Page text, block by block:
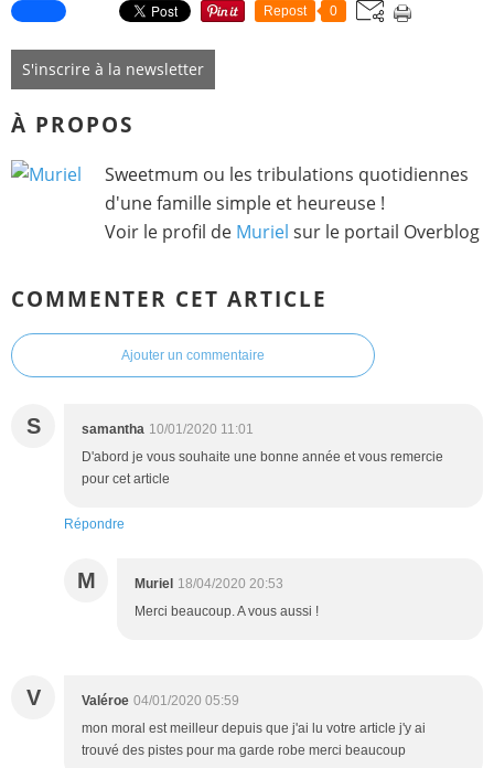
Repost 0
S'inscrire à la newsletter
À PROPOS
Sweetmum ou les tribulations quotidiennes
d'une famille simple et heureuse !
Voir le profil de Muriel sur le portail Overblog
COMMENTER CET ARTICLE
Ajouter un commentaire
S samantha 10/01/2020 11:01
D'abord je vous souhaite une bonne année et vous remercie
pour cet article
Répondre
M Muriel 18/04/2020 20:53
Merci beaucoup. A vous aussi !
V Valéroe 04/01/2020 05:59
mon moral est meilleur depuis que j'ai lu votre article j'y ai
trouvé des pistes pour ma garde robe merci beaucoup